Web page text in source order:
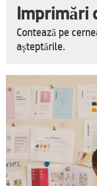
Imprimări
Contează pe
aşteptările.